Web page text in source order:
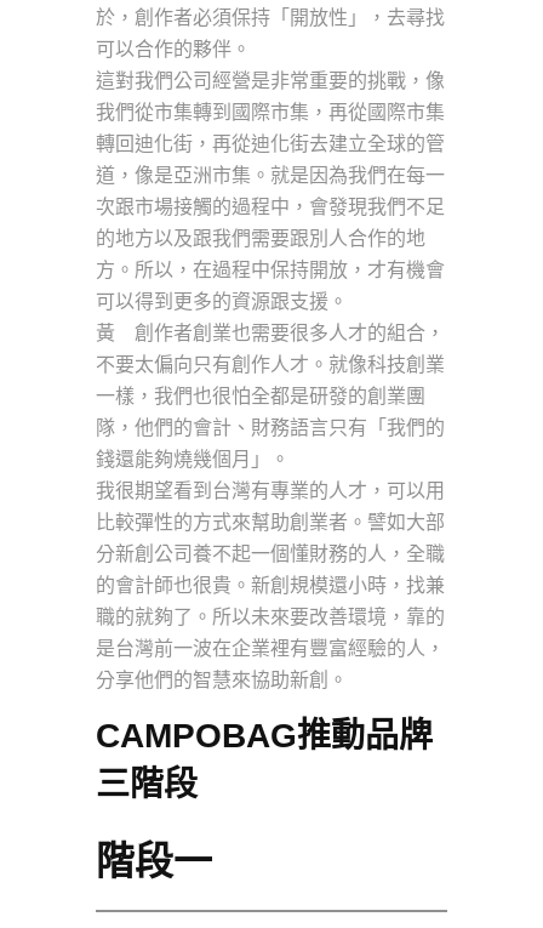
於，創作者必須保持「開放性」，去尋找
可以合作的夥伴。
這對我們公司經營是非常重要的挑戰，像
我們從市集轉到國際市集，再從國際市集
轉回迪化街，再從迪化街去建立全球的管
道，像是亞洲市集。就是因為我們在每一
次跟市場接觸的過程中，會發現我們不足
的地方以及跟我們需要跟別人合作的地
方。所以，在過程中保持開放，才有機會
可以得到更多的資源跟支援。
黃 創作者創業也需要很多人才的組合，
不要太偏向只有創作人才。就像科技創業
一樣，我們也很怕全都是研發的創業團
隊，他們的會計、財務語言只有「我們的
錢還能夠燒幾個月」。
我很期望看到台灣有專業的人才，可以用
比較彈性的方式來幫助創業者。譬如大部
分新創公司養不起一個懂財務的人，全職
的會計師也很貴。新創規模還小時，找兼
職的就夠了。所以未來要改善環境，靠的
是台灣前一波在企業裡有豐富經驗的人，
分享他們的智慧來協助新創。
CAMPOBAG推動品牌
三階段
階段一